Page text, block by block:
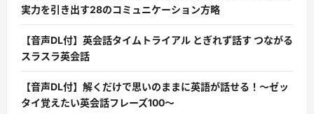
実力を引き出す28のコミュニケーション方略
【音声DL付】英会話タイムトライアル とぎれず話す つながる
スラスラ英会話
【音声DL付】解くだけで思いのままに英語が話せる！〜ゼッ
タイ覚えたい英会話フレーズ100〜